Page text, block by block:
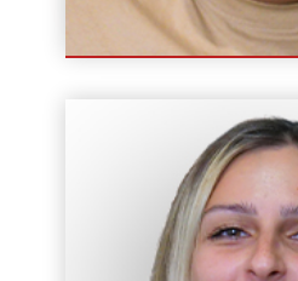
Instruktor / Wykładowca